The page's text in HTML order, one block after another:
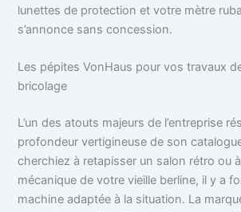
lunettes de protection et votre mètre
s’annonce sans concession.
Les pépites VonHaus pour vos travaux
bricolage
L’un des atouts majeurs de l’entreprise
profondeur vertigineuse de son
cherchiez à retapisser un salon rétro ou
mécanique de votre vieille berline, il y a
machine adaptée à la situation. La